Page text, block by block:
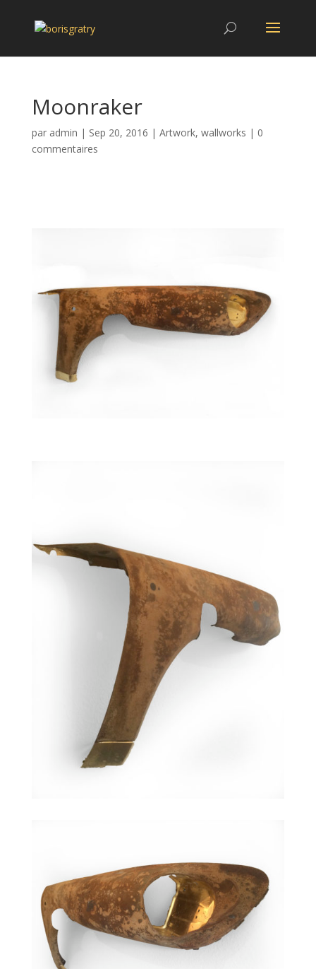
Moonraker
par admin | Sep 20, 2016 | Artwork, wallworks | 0
commentaires